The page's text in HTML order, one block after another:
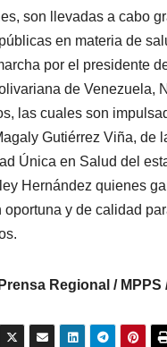
son llevadas a cabo
en materia de
por el presidente
de Venezuela,
las cuales son
Gutiérrez Viña, de
Única en Salud del
Hernández quienes
oportuna y de calidad
Prensa Regional / MPPS